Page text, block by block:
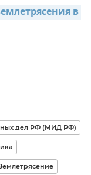
в
дел РФ (МИД РФ)